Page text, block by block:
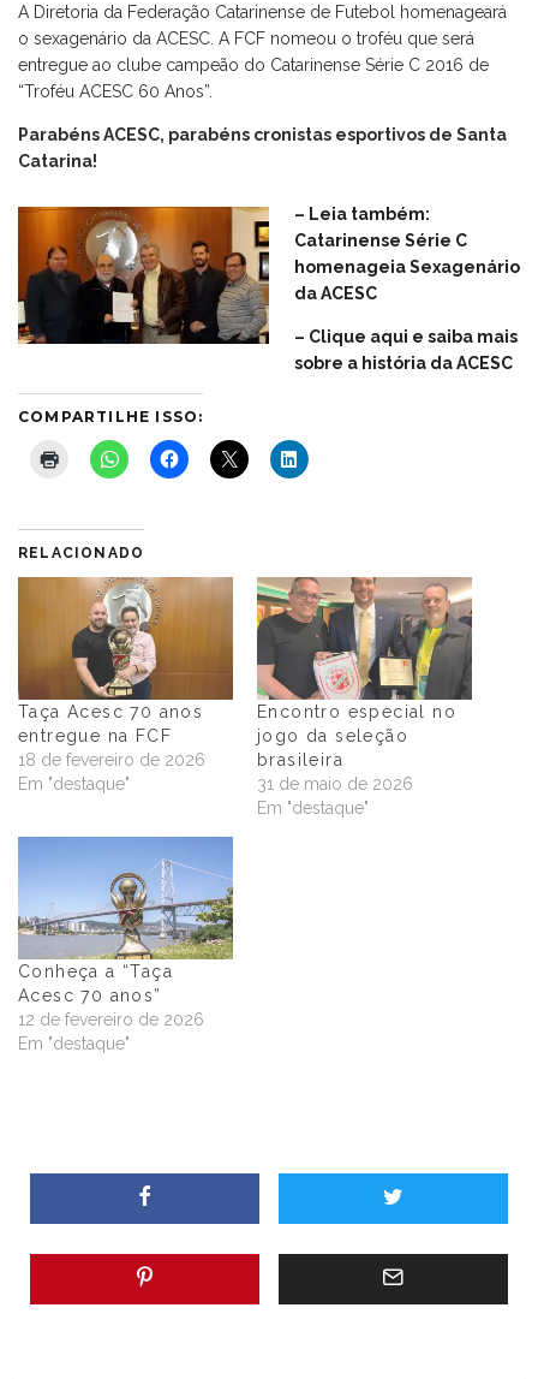
A Diretoria da Federação Catarinense de Futebol homenageará
o sexagenário da ACESC. A FCF nomeou o troféu que será
entregue ao clube campeão do Catarinense Série C 2016 de
“Troféu ACESC 60 Anos”.
Parabéns ACESC, parabéns cronistas esportivos de Santa
Catarina!
– Leia também:
Catarinense Série C
homenageia Sexagenário
da ACESC
– Clique aqui e saiba mais
sobre a história da ACESC
COMPARTILHE ISSO:
RELACIONADO
Taça Acesc 70 anos
entregue na FCF
18 de fevereiro de 2026
Em "destaque"
Encontro especial no
jogo da seleção
brasileira
31 de maio de 2026
Em "destaque"
Conheça a “Taça
Acesc 70 anos”
12 de fevereiro de 2026
Em "destaque"